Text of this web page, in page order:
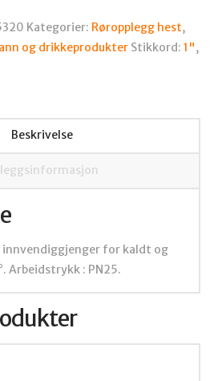
Kategorier: Røropplegg hest,
og drikkeprodukter Stikkord: 1",
Beskrivelse
innvendiggjenger for kaldt og
Arbeidstrykk : PN25.